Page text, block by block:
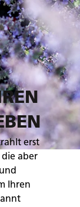
erst
aber
Ihren